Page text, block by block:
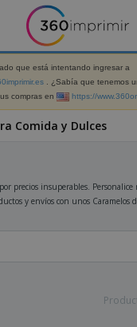
que está intentando ingresar a
. ¿Sabía que tenemos
compras en
https://
Comida y Dulces
precios insuperables. Personalice
y envíos con unos Caramelos